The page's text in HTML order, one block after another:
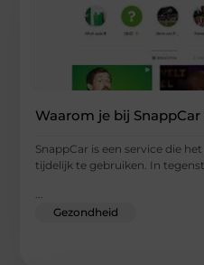
Waarom je bij
SnappCar is een service die
tijdelijk te gebruiken. In
...
Gezondheid